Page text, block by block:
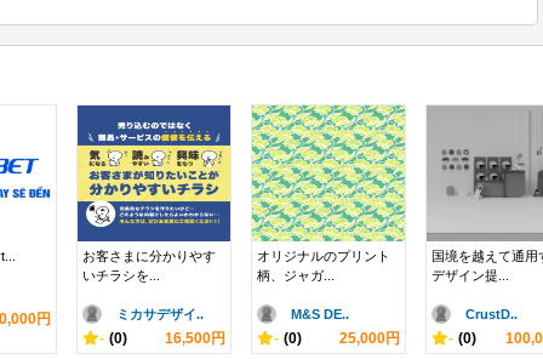
円
お客さまに分かりやす
いチラシを...
ミカサデザイ..
- (0) 16,500円
オリジナルのプリント
柄、ジャガ...
M&S DE..
- (0) 25,000円
国境を越えて通用
デザイン提...
CrustD..
- (0)